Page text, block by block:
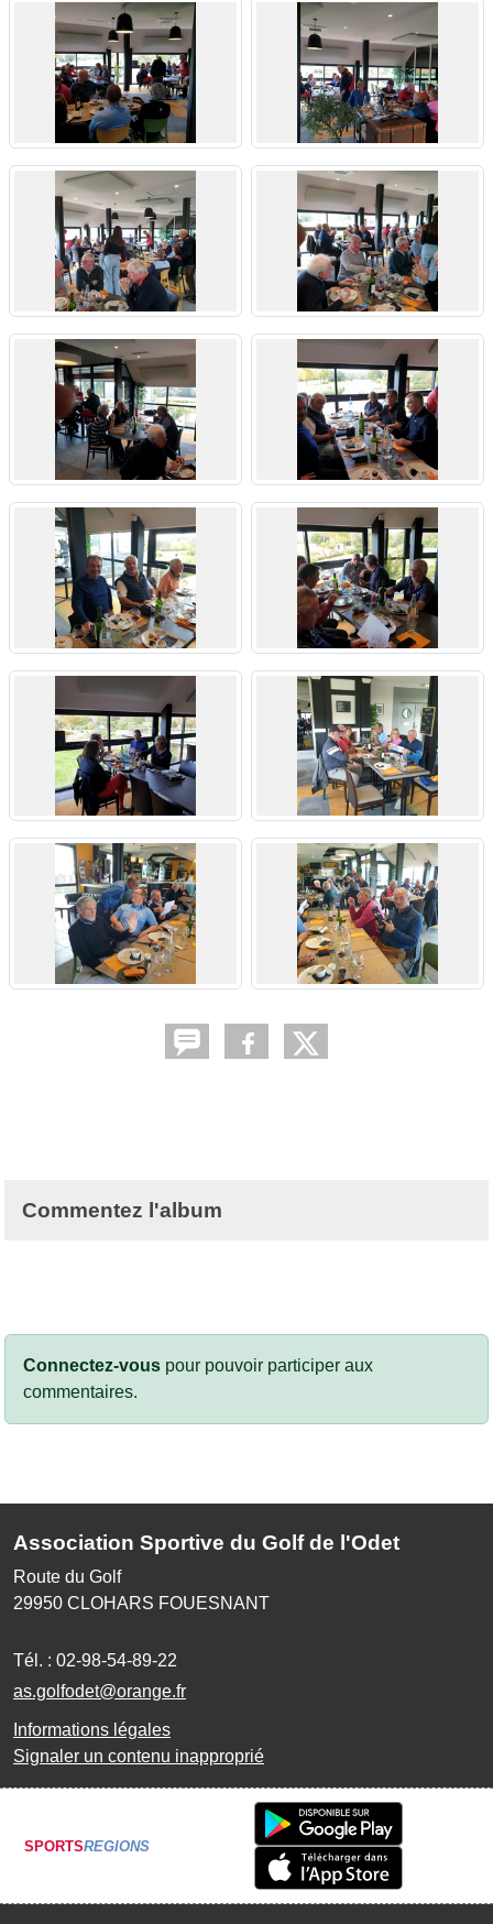
Commentez l'album
Connectez-vous pour pouvoir participer aux
commentaires.
Association Sportive du Golf de l'Odet
Route du Golf
29950 CLOHARS FOUESNANT
Tél. : 02-98-54-89-22
as.golfodet@orange.fr
Informations légales
Signaler un contenu inapproprié
SPORTSREGIONS